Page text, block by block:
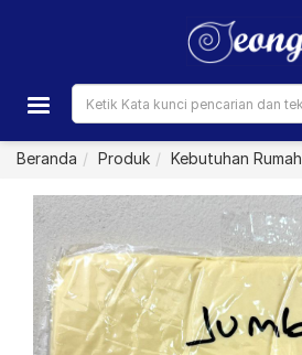
Beranda Produk Kebutuhan Rumah